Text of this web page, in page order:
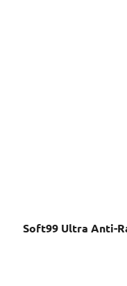
Soft99 Ultra Anti-